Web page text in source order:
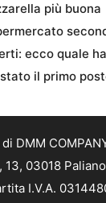
più buona
ecco quale ha
il primo
DMM
03018
I.V.A.